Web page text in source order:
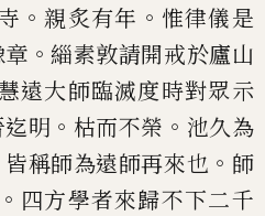
。親炙有年 。 惟律儀是
。 緇素敦請開戒於廬山
遠大師臨滅度時對眾示
迄明 。 枯而不榮 。 池久為
皆稱師為遠師再來也 。 師
。 四方學者來歸不下二千